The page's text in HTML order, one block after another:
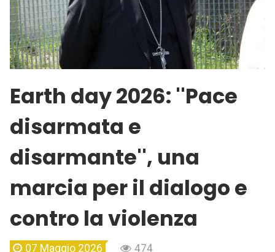
Earth day 2026: ''Pace
disarmata e
disarmante'', una
marcia per il dialogo e
contro la violenza
07 Maggio 2026 474